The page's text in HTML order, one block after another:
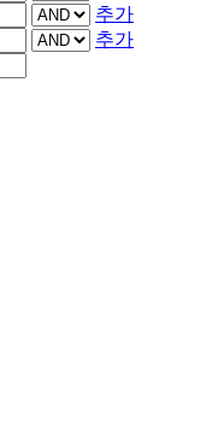
추가
추가